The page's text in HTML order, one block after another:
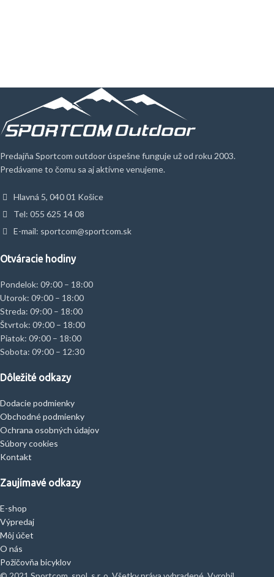
Predajňa Sportcom outdoor úspešne funguje už od roku 2003.
Predávame to čomu sa aj aktívne venujeme.
Hlavná 5, 040 01 Košice
Tel: 055 625 14 08
E-mail: sportcom@sportcom.sk
Otváracie hodiny
Pondelok: 09:00 – 18:00
Utorok: 09:00 – 18:00
Streda: 09:00 – 18:00
Štvrtok: 09:00 – 18:00
Piatok: 09:00 – 18:00
Sobota: 09:00 – 12:30
Dôležité odkazy
Dodacie podmienky
Obchodné podmienky
Ochrana osobných údajov
Súbory cookies
Kontakt
Zaujímavé odkazy
E-shop
Výpredaj
Môj účet
O nás
Požičovňa bicyklov